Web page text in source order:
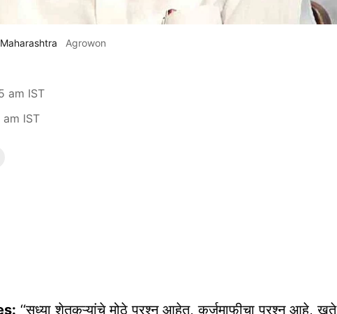
Agrowon
am IST
am IST
‘‘सध्या शेतकऱ्यांचे मोठे प्रश्न आहेत, कर्जमाफीचा प्रश्न आहे, खते